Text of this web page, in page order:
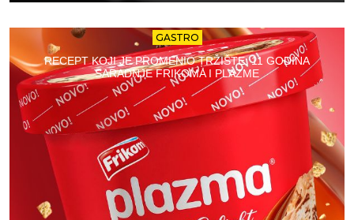
GASTRO
RECEPT KOJI JE PROMENIO TRŽIŠTE: 11 GODINA
SARADNJE FRIKOMA I PLAZME